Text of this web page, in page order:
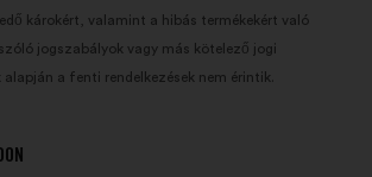
károkért, valamint a hibás termékekért való
jogszabályok vagy más kötelező jogi
alapján a fenti rendelkezések nem érintik.